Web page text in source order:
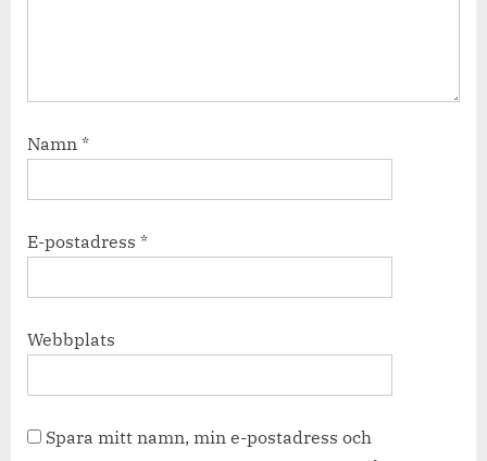
Namn *
E-postadress *
Webbplats
Spara mitt namn, min e-postadress och